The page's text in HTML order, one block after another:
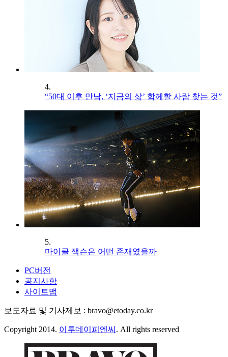
4.
“50대 이후 만남, ‘지금의 삶’ 함께할 사람 찾는 것”
5.
마이클 잭슨은 어떤 존재였을까
PC버전
공지사항
사이트맵
보도자료 및 기사제보 : bravo@etoday.co.kr
Copyright 2014. 이투데이피엔씨 . All rights reserved